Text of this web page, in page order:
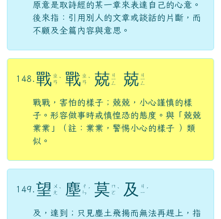
原意是取詩經的某一章來表達自己的心意。
後來指：引用別人的文章或談話的片斷，而
不顧及全篇內容與意思。
148. 戰 ㄓ
ㄢ ˋ 戰 ㄓ
ㄢ ˋ 兢 ㄐ
ㄧ
ㄥ 兢 ㄐ
ㄧ
ㄥ
戰戰，害怕的樣子；兢兢，小心謹慎的樣
子。形容做事時戒慎惶恐的態度。與「兢兢
業業」（註：業業，警惕小心的樣子 ）類
似。
149. 望
ㄨ
ㄤ ˋ 塵 ㄔ
ㄣ ˊ 莫 ㄇ
ㄛ ˋ 及
ㄐ
ㄧ ˊ
及，達到；只見塵土飛揚而無法再趕上，指